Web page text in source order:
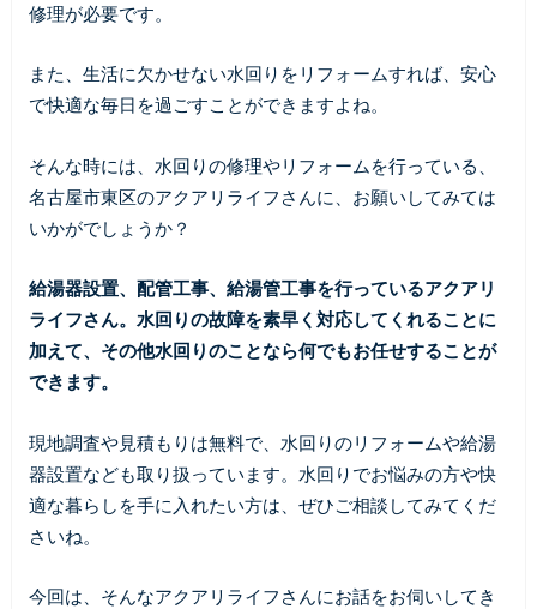
修理が必要です。
また、生活に欠かせない水回りをリフォームすれば、安心
で快適な毎日を過ごすことができますよね。
そんな時には、水回りの修理やリフォームを行っている、
名古屋市東区のアクアリライフさんに、お願いしてみては
いかがでしょうか？
給湯器設置、配管工事、給湯管工事を行っているアクアリ
ライフさん。水回りの故障を素早く対応してくれることに
加えて、その他水回りのことなら何でもお任せすることが
できます。
現地調査や見積もりは無料で、水回りのリフォームや給湯
器設置なども取り扱っています。水回りでお悩みの方や快
適な暮らしを手に入れたい方は、ぜひご相談してみてくだ
さいね。
今回は、そんなアクアリライフさんにお話をお伺いしてき